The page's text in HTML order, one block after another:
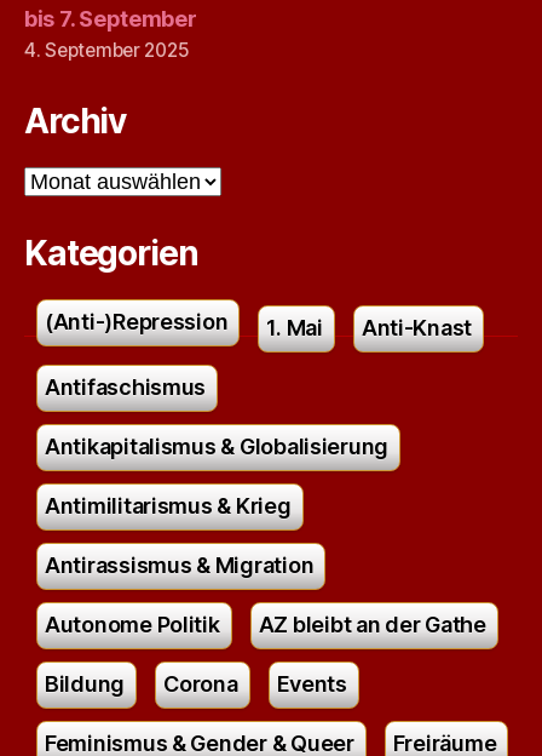
bis 7. September
4. September 2025
Archiv
Archiv
Kategorien
(Anti-)Repression 1. Mai Anti-Knast
Antifaschismus
Antikapitalismus & Globalisierung
Antimilitarismus & Krieg
Antirassismus & Migration
Autonome Politik AZ bleibt an der Gathe
Bildung Corona Events
Feminismus & Gender & Queer Freiräume